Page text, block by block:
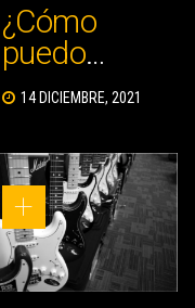
14 DICIEMBRE, 2021
¿Cómo
puedo
saber qué
guitarra
eléctrica
comprar?